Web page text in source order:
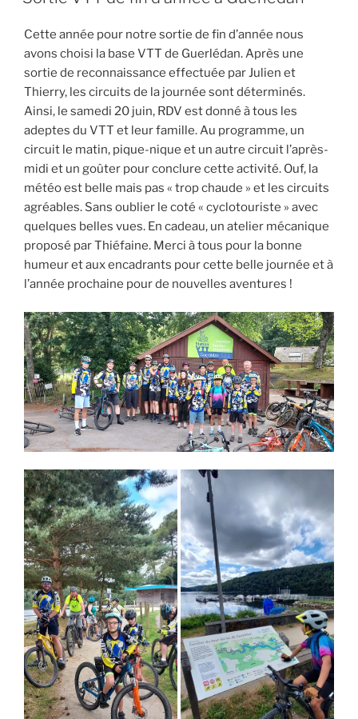
Cette année pour notre sortie de fin d’année nous
avons choisi la base VTT de Guerlédan. Après une
sortie de reconnaissance effectuée par Julien et
Thierry, les circuits de la journée sont déterminés.
Ainsi, le samedi 20 juin, RDV est donné à tous les
adeptes du VTT et leur famille. Au programme, un
circuit le matin, pique-nique et un autre circuit l’après-
midi et un goûter pour conclure cette activité. Ouf, la
météo est belle mais pas « trop chaude » et les circuits
agréables. Sans oublier le coté « cyclotouriste » avec
quelques belles vues. En cadeau, un atelier mécanique
proposé par Thiéfaine. Merci à tous pour la bonne
humeur et aux encadrants pour cette belle journée et à
l’année prochaine pour de nouvelles aventures !